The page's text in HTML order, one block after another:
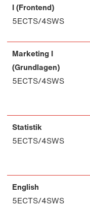
I (Frontend)
5ECTS/4SWS
Marketing I
(Grundlagen)
5ECTS/4SWS
Statistik
5ECTS/4SWS
English
5ECTS/4SWS